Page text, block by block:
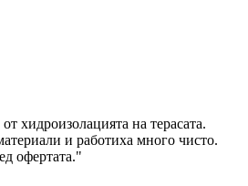
хидроизолацията на терасата.
и работиха много чисто.
офертата."